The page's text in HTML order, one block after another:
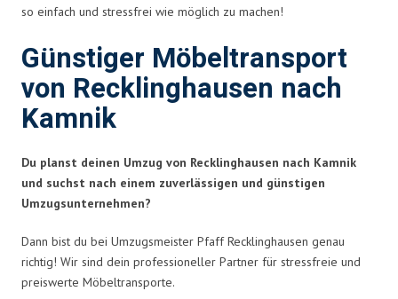
so einfach und stressfrei wie möglich zu machen!
Günstiger Möbeltransport
von Recklinghausen nach
Kamnik
Du planst deinen Umzug von Recklinghausen nach Kamnik
und suchst nach einem zuverlässigen und günstigen
Umzugsunternehmen?
Dann bist du bei Umzugsmeister Pfaff Recklinghausen genau
richtig! Wir sind dein professioneller Partner für stressfreie und
preiswerte Möbeltransporte.